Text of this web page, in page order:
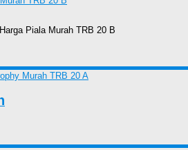
Piala Murah TRB 20 B